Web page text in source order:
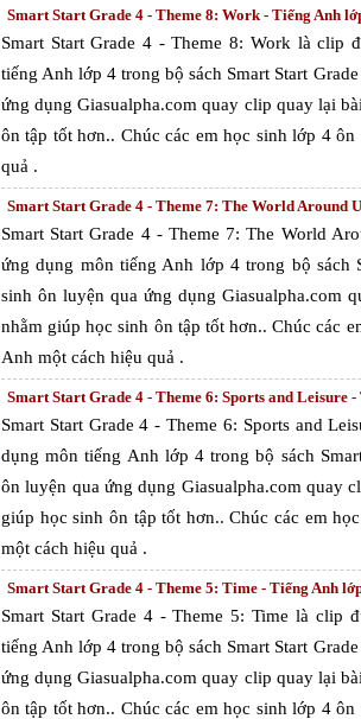
Smart Start Grade 4 - Theme 8: Work - Tiếng Anh
Smart Start Grade 4 - Theme 8: Work là clip
tiếng Anh lớp 4 trong bộ sách Smart Start
ứng dụng Giasualpha.com quay clip quay lại
ôn tập tốt hơn.. Chúc các em học sinh lớp 4
quả .
Smart Start Grade 4 - Theme 7: The World Around
Smart Start Grade 4 - Theme 7: The World
ứng dụng môn tiếng Anh lớp 4 trong bộ sách
sinh ôn luyện qua ứng dụng Giasualpha.com
nhằm giúp học sinh ôn tập tốt hơn.. Chúc các
Anh một cách hiệu quả .
Smart Start Grade 4 - Theme 6: Sports and Leisure
Smart Start Grade 4 - Theme 6: Sports and
dụng môn tiếng Anh lớp 4 trong bộ sách
ôn luyện qua ứng dụng Giasualpha.com quay
giúp học sinh ôn tập tốt hơn.. Chúc các em
một cách hiệu quả .
Smart Start Grade 4 - Theme 5: Time - Tiếng Anh
Smart Start Grade 4 - Theme 5: Time là clip
tiếng Anh lớp 4 trong bộ sách Smart Start
ứng dụng Giasualpha.com quay clip quay lại
ôn tập tốt hơn.. Chúc các em học sinh lớp 4